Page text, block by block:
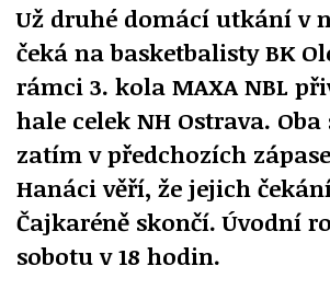
Už druhé domácí utkání v
čeká na basketbalisty BK
rámci 3. kola MAXA NBL
hale celek NH Ostrava.
zatím v předchozích
Hanáci věří, že jejich
Čajkaréně skončí. Úvodní
sobotu v 18 hodin.